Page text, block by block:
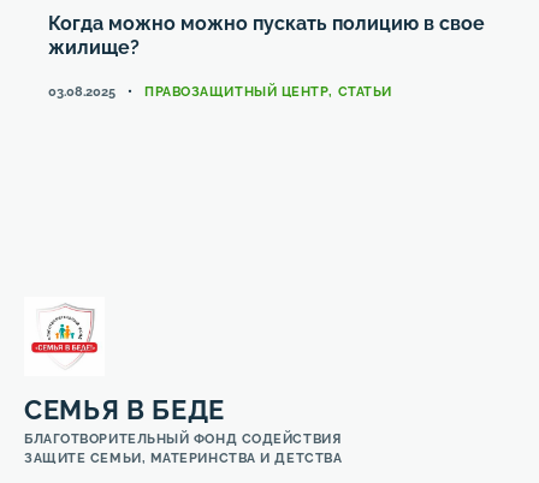
Когда можно можно пускать полицию в свое
жилище?
03.08.2025 КАТЕГОРИИ
ПРАВОЗАЩИТНЫЙ ЦЕНТР, СТАТЬИ
СЕМЬЯ В БЕДЕ
БЛАГОТВОРИТЕЛЬНЫЙ ФОНД СОДЕЙСТВИЯ
ЗАЩИТЕ СЕМЬИ, МАТЕРИНСТВА И ДЕТСТВА